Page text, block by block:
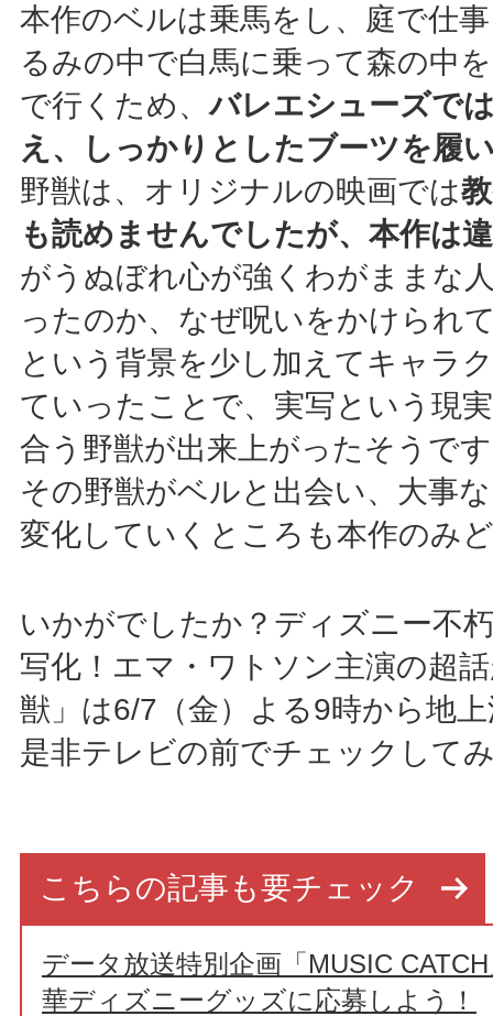
本作のベルは乗馬をし、庭で仕
るみの中で白馬に乗って森の中
で行くため、バレエシューズで
え、しっかりとしたブーツを履
野獣は、オリジナルの映画では
も読めませんでしたが、本作は
がうぬぼれ心が強くわがままな
ったのか、なぜ呪いをかけられ
という背景を少し加えてキャラ
ていったことで、実写という現
合う野獣が出来上がったそうで
その野獣がベルと出会い、大事
変化していくところも本作のみ
いかがでしたか？ディズニー不
写化！エマ・ワトソン主演の超
獣」は6/7（金）よる9時から地
是非テレビの前でチェックして
こちらの記事も要チェック
データ放送特別企画「MUSIC
華ディズニーグッズに応募しよう！